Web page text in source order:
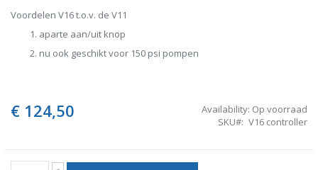
images
gallery
Voordelen V16 t.o.v. de V11
aparte aan/uit knop
nu ook geschikt voor 150 psi pompen
€ 124,50 Availability: Op voorraad
SKU
V16 controller